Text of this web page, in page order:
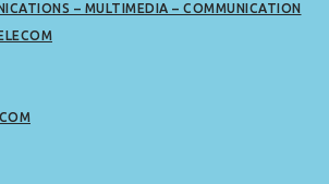
– MULTIMEDIA – COMMUNICATION